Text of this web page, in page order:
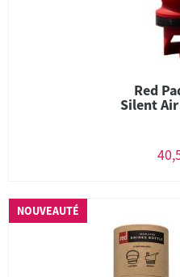
Red
Silent
NOUVEAUTÉ